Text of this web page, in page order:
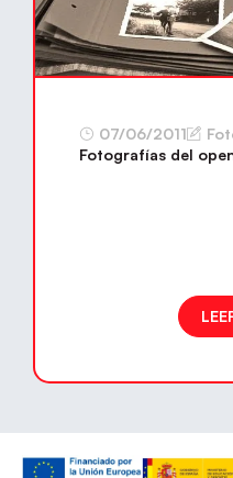
07/06/2011
Fotografías del